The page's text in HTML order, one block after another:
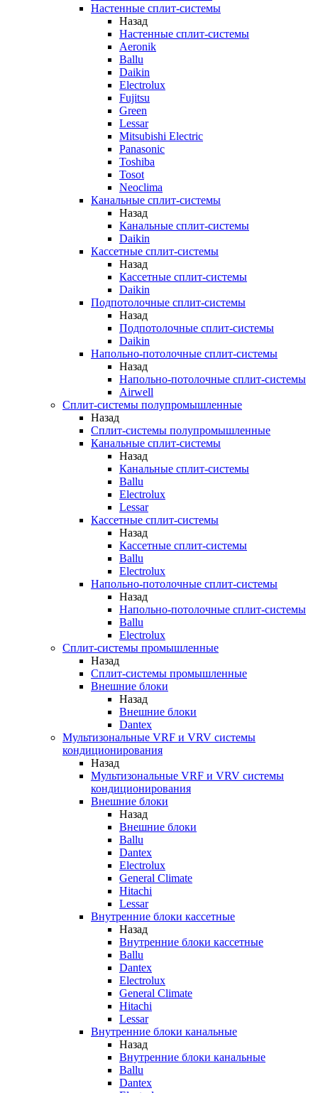
Настенные сплит-системы
Назад
Настенные сплит-системы
Aeronik
Ballu
Daikin
Electrolux
Fujitsu
Green
Lessar
Mitsubishi Electric
Panasonic
Toshiba
Tosot
Neoclima
Канальные сплит-системы
Назад
Канальные сплит-системы
Daikin
Кассетные сплит-системы
Назад
Кассетные сплит-системы
Daikin
Подпотолочные сплит-системы
Назад
Подпотолочные сплит-системы
Daikin
Напольно-потолочные сплит-системы
Назад
Напольно-потолочные сплит-системы
Airwell
Сплит-системы полупромышленные
Назад
Сплит-системы полупромышленные
Канальные сплит-системы
Назад
Канальные сплит-системы
Ballu
Electrolux
Lessar
Кассетные сплит-системы
Назад
Кассетные сплит-системы
Ballu
Electrolux
Напольно-потолочные сплит-системы
Назад
Напольно-потолочные сплит-системы
Ballu
Electrolux
Сплит-системы промышленные
Назад
Сплит-системы промышленные
Внешние блоки
Назад
Внешние блоки
Dantex
Мультизональные VRF и VRV системы
кондиционирования
Назад
Мультизональные VRF и VRV системы
кондиционирования
Внешние блоки
Назад
Внешние блоки
Ballu
Dantex
Electrolux
General Climate
Hitachi
Lessar
Внутренние блоки кассетные
Назад
Внутренние блоки кассетные
Ballu
Dantex
Electrolux
General Climate
Hitachi
Lessar
Внутренние блоки канальные
Назад
Внутренние блоки канальные
Ballu
Dantex